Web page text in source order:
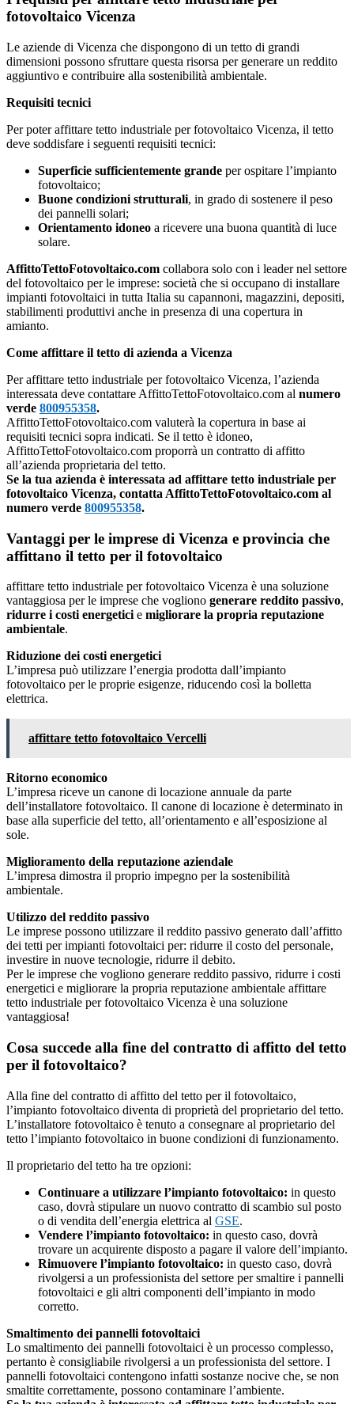
fotovoltaico Vicenza
Le aziende di Vicenza che dispongono di un tetto di grandi
dimensioni possono sfruttare questa risorsa per generare un reddito
aggiuntivo e contribuire alla sostenibilità ambientale.
Requisiti tecnici
Per poter affittare tetto industriale per fotovoltaico Vicenza, il tetto
deve soddisfare i seguenti requisiti tecnici:
Superficie sufficientemente grande per ospitare l’impianto
fotovoltaico;
Buone condizioni strutturali, in grado di sostenere il peso
dei pannelli solari;
Orientamento idoneo a ricevere una buona quantità di luce
solare.
AffittoTettoFotovoltaico.com collabora solo con i leader nel settore
del fotovoltaico per le imprese: società che si occupano di installare
impianti fotovoltaici in tutta Italia su capannoni, magazzini, depositi,
stabilimenti produttivi anche in presenza di una copertura in
amianto.
Come affittare il tetto di azienda a Vicenza
Per affittare tetto industriale per fotovoltaico Vicenza, l’azienda
interessata deve contattare AffittoTettoFotovoltaico.com al numero
verde 800955358.
AffittoTettoFotovoltaico.com valuterà la copertura in base ai
requisiti tecnici sopra indicati. Se il tetto è idoneo,
AffittoTettoFotovoltaico.com proporrà un contratto di affitto
all’azienda proprietaria del tetto.
Se la tua azienda è interessata ad affittare tetto industriale per
fotovoltaico Vicenza, contatta AffittoTettoFotovoltaico.com al
numero verde 800955358.
Vantaggi per le imprese di Vicenza e provincia che
affittano il tetto per il fotovoltaico
affittare tetto industriale per fotovoltaico Vicenza è una soluzione
vantaggiosa per le imprese che vogliono generare reddito passivo,
ridurre i costi energetici e migliorare la propria reputazione
ambientale.
Riduzione dei costi energetici
L’impresa può utilizzare l’energia prodotta dall’impianto
fotovoltaico per le proprie esigenze, riducendo così la bolletta
elettrica.
affittare tetto fotovoltaico Vercelli
Ritorno economico
L’impresa riceve un canone di locazione annuale da parte
dell’installatore fotovoltaico. Il canone di locazione è determinato in
base alla superficie del tetto, all’orientamento e all’esposizione al
sole.
Miglioramento della reputazione aziendale
L’impresa dimostra il proprio impegno per la sostenibilità
ambientale.
Utilizzo del reddito passivo
Le imprese possono utilizzare il reddito passivo generato dall’affitto
dei tetti per impianti fotovoltaici per: ridurre il costo del personale,
investire in nuove tecnologie, ridurre il debito.
Per le imprese che vogliono generare reddito passivo, ridurre i costi
energetici e migliorare la propria reputazione ambientale affittare
tetto industriale per fotovoltaico Vicenza è una soluzione
vantaggiosa!
Cosa succede alla fine del contratto di affitto del tetto
per il fotovoltaico?
Alla fine del contratto di affitto del tetto per il fotovoltaico,
l’impianto fotovoltaico diventa di proprietà del proprietario del tetto.
L’installatore fotovoltaico è tenuto a consegnare al proprietario del
tetto l’impianto fotovoltaico in buone condizioni di funzionamento.
Il proprietario del tetto ha tre opzioni:
Continuare a utilizzare l’impianto fotovoltaico: in questo
caso, dovrà stipulare un nuovo contratto di scambio sul posto
o di vendita dell’energia elettrica al GSE.
Vendere l’impianto fotovoltaico: in questo caso, dovrà
trovare un acquirente disposto a pagare il valore dell’impianto.
Rimuovere l’impianto fotovoltaico: in questo caso, dovrà
rivolgersi a un professionista del settore per smaltire i pannelli
fotovoltaici e gli altri componenti dell’impianto in modo
corretto.
Smaltimento dei pannelli fotovoltaici
Lo smaltimento dei pannelli fotovoltaici è un processo complesso,
pertanto è consigliabile rivolgersi a un professionista del settore. I
pannelli fotovoltaici contengono infatti sostanze nocive che, se non
smaltite correttamente, possono contaminare l’ambiente.